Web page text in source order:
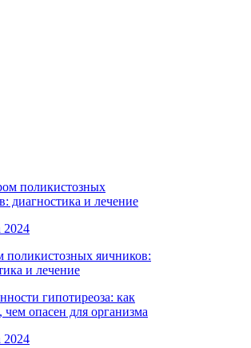
2024
поликистозных яичников:
и лечение
2024